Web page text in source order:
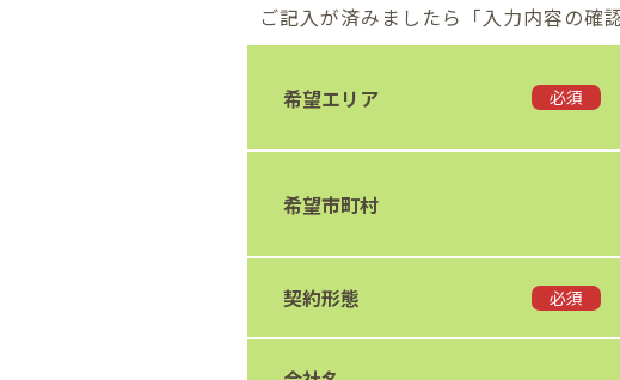
ご記入が済みましたら「入力内容の確
希望エリア 必須
希望市町村
契約形態 必須